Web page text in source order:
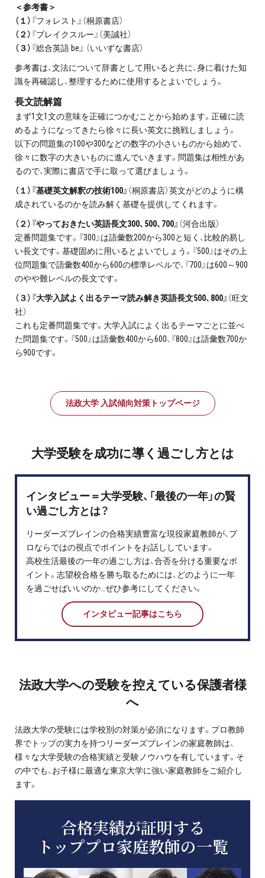
＜参考書＞
（１） 『フォレスト』（桐原書店）
（２） 『ブレイクスルー』（美誠社）
（３） 『総合英語 be』 （いいずな書店）
参考書は、文法について辞書として用いると共に、身に着けた知
識を再確認し、整理するために使用するとよいでしょう。
長文読解篇
まず1文1文の意味を正確につかむことから始めます。正確に読
めるようになってきたら徐々に長い英文に挑戦しましょう。
以下の問題集の100や300などの数字の小さいものから始めて、
徐々に数字の大きいものに進んでいきます。問題集は相性があ
るので、実際に書店で手に取って選びましょう。
（１）『基礎英文解釈の技術100』 （桐原書店）英文がどのように構
成されているのかを読み解く基礎を提供してくれます。
（２）『やっておきたい英語長文300、500、700』 （河合出版）
定番問題集です。『300』は語彙数200から300と短く、比較的易し
い長文です。基礎固めに用いるとよいでしょう。『500』はその上
位問題集で語彙数400から600の標準レベルで、『700』は600～900
のやや難レベルの長文です。
（３）『大学入試よく出るテーマ読み解き英語長文500、800』 （旺文
社）
これも定番問題集です。大学入試によく出るテーマごとに並べ
た問題集です。『500』は語彙数400から600、『800』は語彙数700か
ら900です。
法政大学 入試傾向対策トップページ
大学受験を成功に導く過ごし方とは
インタビュー＝大学受験、「最後の一年」の賢
い過ごし方とは？
リーダーズブレインの合格実績豊富な現役家庭教師が、プ
ロならではの視点でポイントをお話ししています。
高校生活最後の一年の過ごし方は、合否を分ける重要なポ
イント。志望校合格を勝ち取るためには、どのように一年
を過ごせばいいのか…ぜひ参考にしてください。
インタビュー記事はこちら
法政大学への受験を控えている保護者様
へ
法政大学の受験には学校別の対策が必須になります。プロ教師
界でトップの実力を持つリーダーズブレインの家庭教師は、
様々な大学受験の合格実績と受験ノウハウを有しています。そ
の中でも、お子様に最適な東京大学に強い家庭教師をご紹介し
ます。
合格実績が証明する
トッププロ家庭教師の一覧